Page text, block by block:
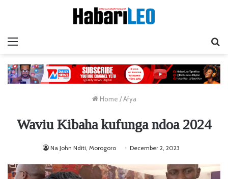
Home / Afya
Waviu Kibaha kufunga ndoa 2024
Na John Nditi, Morogoro December 2, 2023